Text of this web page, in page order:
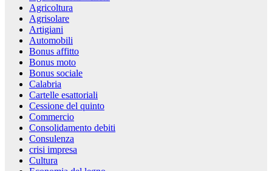
Agricoltura
Agrisolare
Artigiani
Automobili
Bonus affitto
Bonus moto
Bonus sociale
Calabria
Cartelle esattoriali
Cessione del quinto
Commercio
Consolidamento debiti
Consulenza
crisi impresa
Cultura